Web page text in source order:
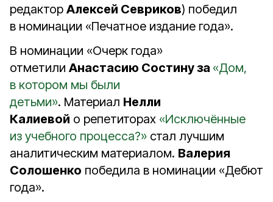
редактор Алексей Севриков) победил
в номинации «Печатное издание года».
В номинации «Очерк года»
отметили Анастасию Состину за «Дом,
в котором мы были
детьми». Материал Нелли
Калиевой о репетиторах «Исключённые
из учебного процесса?» стал лучшим
аналитическим материалом. Валерия
Солошенко победила в номинации «Дебют
года».